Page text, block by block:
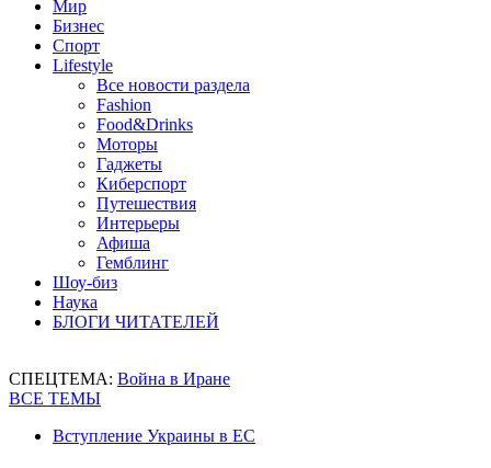
Мир
Бизнес
Спорт
Lifestyle
Все новости раздела
Fashion
Food&Drinks
Моторы
Гаджеты
Киберспорт
Путешествия
Интерьеры
Афиша
Гемблинг
Шоу-биз
Наука
БЛОГИ ЧИТАТЕЛЕЙ
СПЕЦТЕМА: Война в Иране
ВСЕ ТЕМЫ
Вступление Украины в ЕС